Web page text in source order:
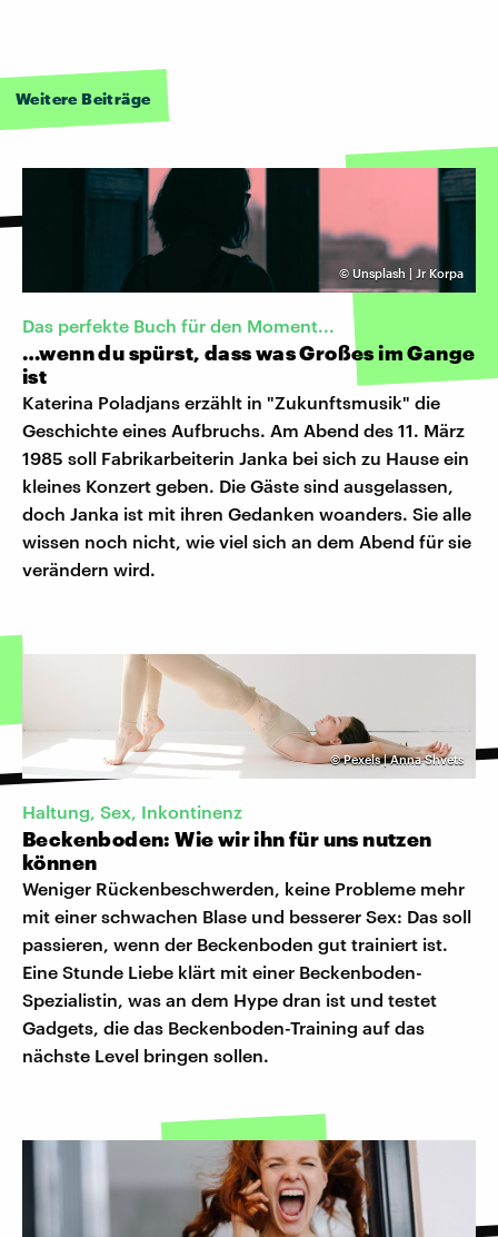
Weitere Beiträge
© Unsplash | Jr Korpa
Das perfekte Buch für den Moment...
…wenn du spürst, dass was Großes im Gange
ist
Katerina Poladjans erzählt in "Zukunftsmusik" die
Geschichte eines Aufbruchs. Am Abend des 11. März
1985 soll Fabrikarbeiterin Janka bei sich zu Hause ein
kleines Konzert geben. Die Gäste sind ausgelassen,
doch Janka ist mit ihren Gedanken woanders. Sie alle
wissen noch nicht, wie viel sich an dem Abend für sie
verändern wird.
©Pexels | Anna Shvets
Haltung, Sex, Inkontinenz
Beckenboden: Wie wir ihn für uns nutzen
können
Weniger Rückenbeschwerden, keine Probleme mehr
mit einer schwachen Blase und besserer Sex: Das soll
passieren, wenn der Beckenboden gut trainiert ist.
Eine Stunde Liebe klärt mit einer Beckenboden-
Spezialistin, was an dem Hype dran ist und testet
Gadgets, die das Beckenboden-Training auf das
nächste Level bringen sollen.